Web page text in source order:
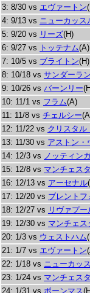
3: 8/30 vs エヴァートン
4: 9/13 vs ニューカッス
5: 9/20 vs リーズ(H)
6: 9/27 vs トッテナム(A)
7: 10/5 vs ブライトン(H)
8: 10/18 vs サンダーラ
9: 10/26 vs バーンリー
10: 11/1 vs フラム(A)
11: 11/8 vs チェルシー
12: 11/22 vs クリスタル
13: 11/30 vs アストン・
14: 12/3 vs ノッティン
15: 12/8 vs マンチェス
16: 12/13 vs アーセナル
17: 12/20 vs ブレントフ
18: 12/27 vs リヴァプー
19: 12/30 vs マンチェス
20: 1/3 vs ウェストハム
21: 1/7 vs エヴァートン
22: 1/18 vs ニューカッ
23: 1/24 vs マンチェス
24: 1/31 vs ボーンマス